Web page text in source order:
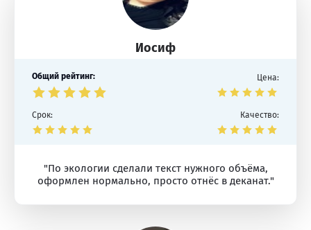
Иосиф
Общий рейтинг: Цена:
Срок: Качество:
"По экологии сделали текст нужного объёма,
оформлен нормально, просто отнёс в деканат."